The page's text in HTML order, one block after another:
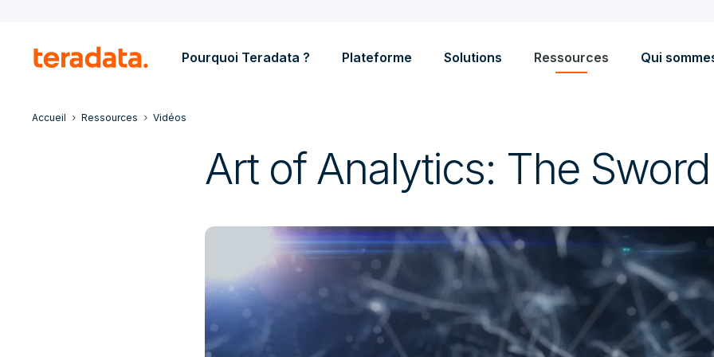
Pourquoi Teradata ? Plateforme Solutions Ressources Qui
Accueil Ressources Vidéos
Art of Analytics: The Sword